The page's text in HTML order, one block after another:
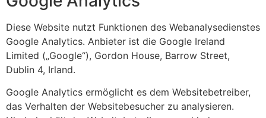
Diese Website nutzt Funktionen des Webanalysedienstes
Google Analytics. Anbieter ist die Google Ireland
Limited („Google“), Gordon House, Barrow Street,
Dublin 4, Irland.
Google Analytics ermöglicht es dem Websitebetreiber,
das Verhalten der Websitebesucher zu analysieren.